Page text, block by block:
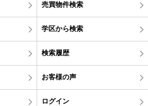
売買物件検索
学区から検索
検索履歴
お客様の声
ログイン